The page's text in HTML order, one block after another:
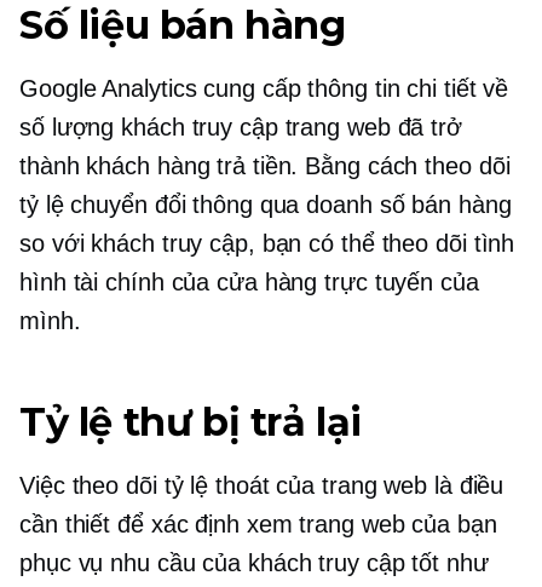
Số liệu bán hàng
Google Analytics cung cấp thông tin chi tiết về
số lượng khách truy cập trang web đã trở
thành khách hàng trả tiền. Bằng cách theo dõi
tỷ lệ chuyển đổi thông qua doanh số bán hàng
so với khách truy cập, bạn có thể theo dõi tình
hình tài chính của cửa hàng trực tuyến của
mình.
Tỷ lệ thư bị trả lại
Việc theo dõi tỷ lệ thoát của trang web là điều
cần thiết để xác định xem trang web của bạn
phục vụ nhu cầu của khách truy cập tốt như